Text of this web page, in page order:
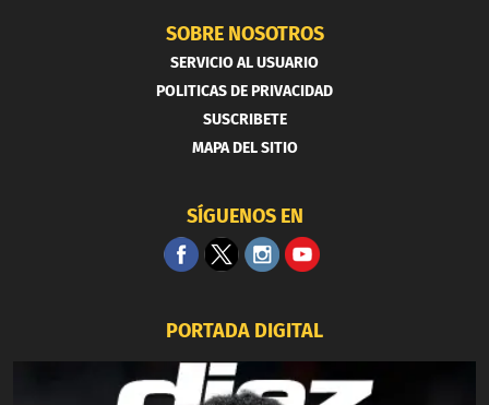
SOBRE NOSOTROS
SERVICIO AL USUARIO
POLITICAS DE PRIVACIDAD
SUSCRIBETE
MAPA DEL SITIO
SÍGUENOS EN
PORTADA DIGITAL